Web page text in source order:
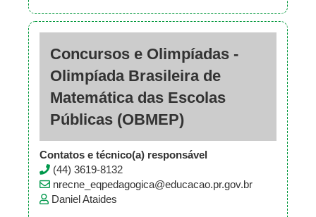
Concursos e Olimpíadas -
Olimpíada Brasileira de
Matemática das Escolas
Públicas (OBMEP)
Contatos e técnico(a) responsável
(44) 3619-8132
nrecne_eqpedagogica@educacao.pr.gov.br
Daniel Ataides